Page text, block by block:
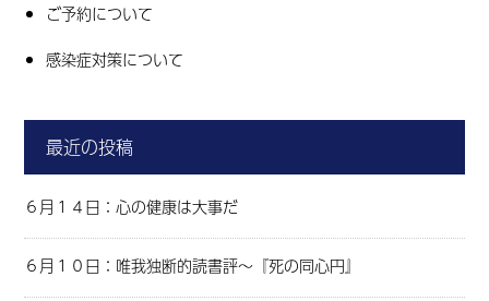
ご予約について
感染症対策について
最近の投稿
６月１４日：心の健康は大事だ
６月１０日：唯我独断的読書評～『死の同心円』